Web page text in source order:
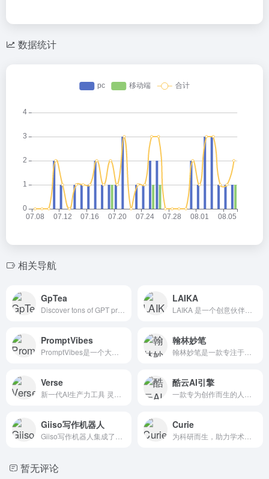
数据统计
相关导航
GpTea LAIKA
PromptVibes 翰林妙笔
Verse 酷云AI引擎
Giiso写作机器人 Curie
暂无评论